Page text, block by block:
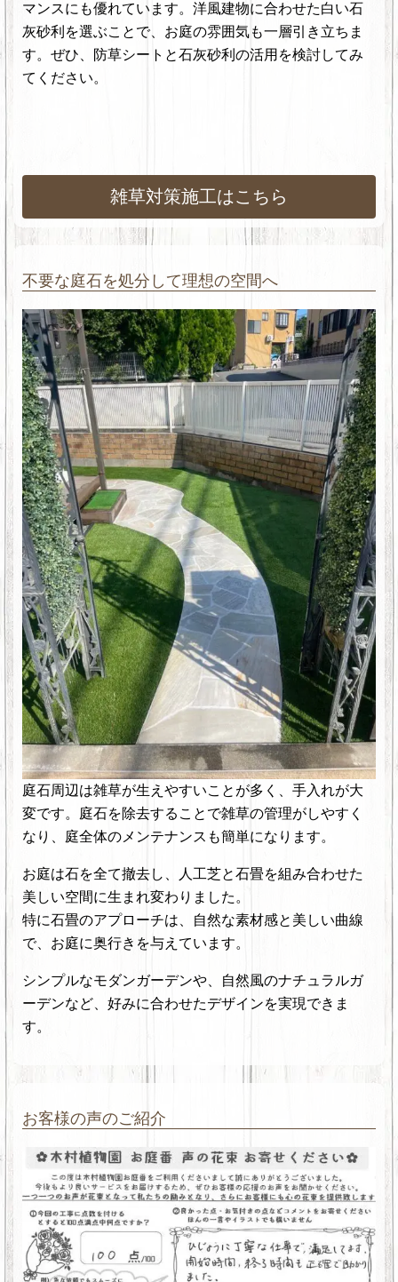
マンスにも優れています。洋風建物に合わせた白い石
灰砂利を選ぶことで、お庭の雰囲気も一層引き立ちま
す。ぜひ、防草シートと石灰砂利の活用を検討してみ
てください。
雑草対策施工はこちら
不要な庭石を処分して理想の空間へ
庭石周辺は雑草が生えやすいことが多く、手入れが大
変です。庭石を除去することで雑草の管理がしやすく
なり、庭全体のメンテナンスも簡単になります。
お庭は石を全て撤去し、人工芝と石畳を組み合わせた
美しい空間に生まれ変わりました。
特に石畳のアプローチは、自然な素材感と美しい曲線
で、お庭に奥行きを与えています。
シンプルなモダンガーデンや、自然風のナチュラルガ
ーデンなど、好みに合わせたデザインを実現できま
す。
お客様の声のご紹介